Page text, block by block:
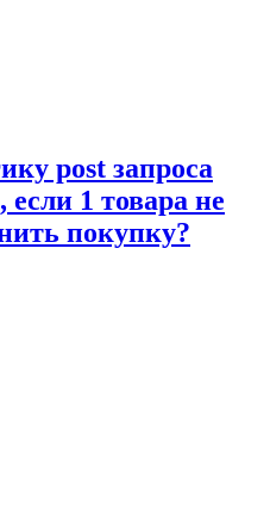
post запроса
1 товара не
покупку?